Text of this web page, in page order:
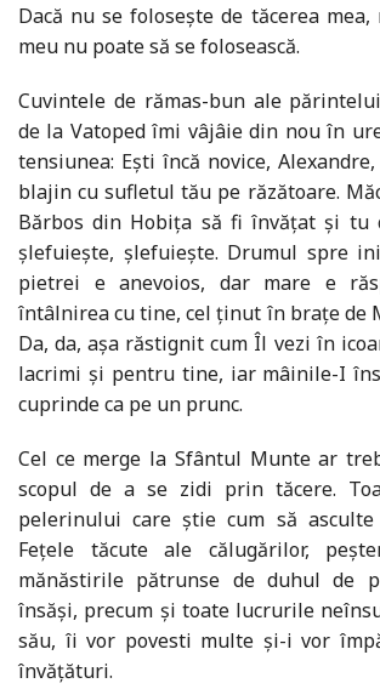
Dacă nu se folosește de tăcerea
meu nu poate să se folosească.
Cuvintele de rămas-bun ale
de la Vatoped îmi vâjâie din nou în
tensiunea: Ești încă novice,
blajin cu sufletul tău pe răzătoare.
Bărbos din Hobița să fi învățat și tu
șlefuiește, șlefuiește. Drumul spre
pietrei e anevoios, dar mare e
întâlnirea cu tine, cel ținut în brațe de
Da, da, așa răstignit cum Îl vezi în
lacrimi și pentru tine, iar mâinile-I
cuprinde ca pe un prunc.
Cel ce merge la Sfântul Munte ar
scopul de a se zidi prin tăcere.
pelerinului care știe cum să asculte
Fețele tăcute ale călugărilor,
mănăstirile pătrunse de duhul de
însăși, precum și toate lucrurile
său, îi vor povesti multe și-i vor
învățături.